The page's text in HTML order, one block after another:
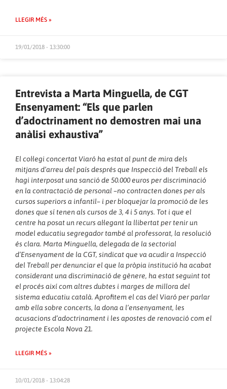
LLEGIR MÉS »
19/01/2018 - 13:30:00
Entrevista a Marta Minguella, de CGT
Ensenyament: “Els que parlen
d’adoctrinament no demostren mai una
anàlisi exhaustiva”
El col·legi concertat Viaró ha estat al punt de mira dels
mitjans d’arreu del país després que Inspecció del Treball els
hagi interposat una sanció de 50.000 euros per discriminació
en la contractació de personal –no contracten dones per als
cursos superiors a infantil– i per bloquejar la promoció de les
dones que sí tenen als cursos de 3, 4 i 5 anys. Tot i que el
centre ha posat un recurs al·legant la llibertat per tenir un
model educatiu segregador també al professorat, la resolució
és clara. Marta Minguella, delegada de la sectorial
d’Ensenyament de la CGT, sindicat que va acudir a Inspecció
del Treball per denunciar el que la pròpia institució ha acabat
considerant una discriminació de gènere, ha estat seguint tot
el procés així com altres dubtes i marges de millora del
sistema educatiu català. Aprofitem el cas del Viaró per parlar
amb ella sobre concerts, la dona a l’ensenyament, les
acusacions d’adoctrinament i les apostes de renovació com el
projecte Escola Nova 21.
LLEGIR MÉS »
10/01/2018 - 13:04:28